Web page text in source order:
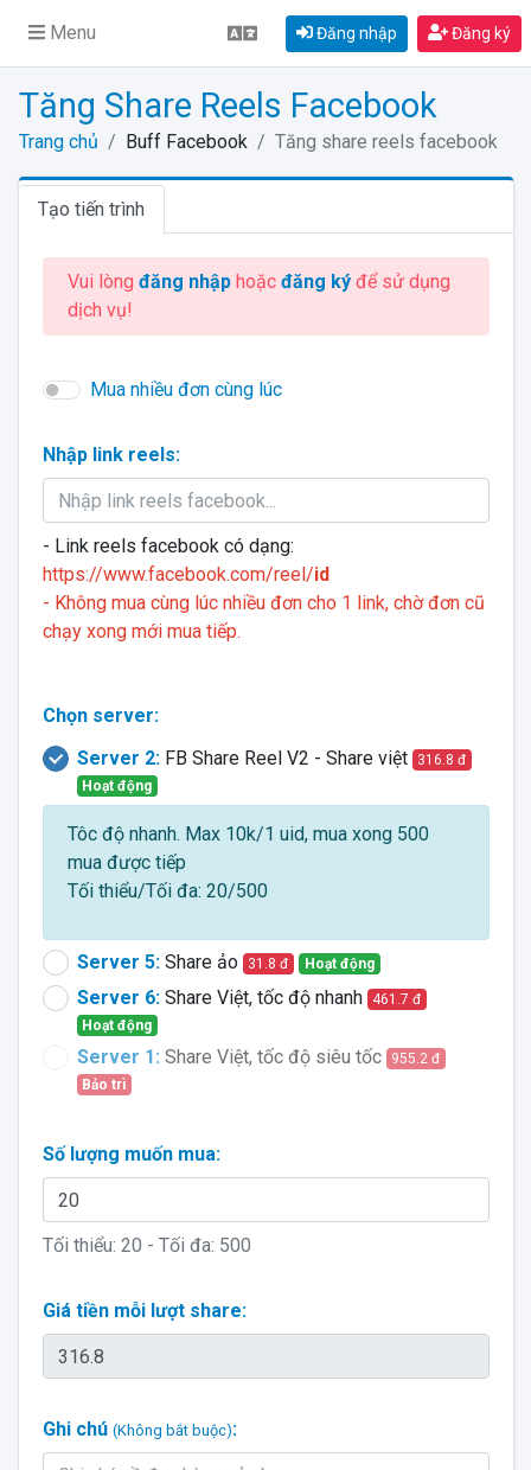
Menu Đăng nhập Đăng ký
Tăng Share Reels Facebook
Trang chủ Buff Facebook Tăng share reels facebook
Tạo tiến trình
Vui lòng đăng nhậphoặc đăng kýđể sử dụng
dịch vụ!
Mua nhiều đơn cùng lúc
Nhập link reels:
- Link reels facebook có dạng:
https://www.facebook.com/reel/id
- Không mua cùng lúc nhiều đơn cho 1 link, chờ đơn cũ
chạy xong mới mua tiếp.
Chọn server:
Server 2:FB Share Reel V2 - Share việt
316.8 đ
Hoạt động
Tôc độ nhanh. Max 10k/1 uid, mua xong 500
mua được tiếp
Tối thiểu/Tối đa: 20/500
Server 5:Share ảo 31.8 đ Hoạt động
Server 6:Share Việt, tốc độ nhanh
461.7 đ
Hoạt động
Server 1: Share Việt, tốc độ siêu tốc
955.2 đ
Bảo trì
Số lượng muốn mua:
Tối thiểu: 20 - Tối đa: 500
Giá tiền mỗi lượt share:
Ghi chú (Không bắt buộc):